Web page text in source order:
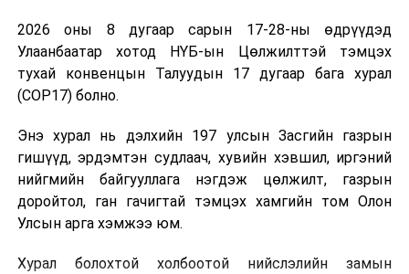
2026 оны 8 дугаар сарын 17-28-ны өдрүүдэд
Улаанбаатар хотод НҮБ-ын Цөлжилттэй тэмцэх
тухай конвенцын Талуудын 17 дугаар бага хурал
(COP17) болно.
Энэ хурал нь дэлхийн 197 улсын Засгийн газрын
гишүүд, эрдэмтэн судлаач, хувийн хэвшил, иргэний
нийгмийн байгууллага нэгдэж цөлжилт, газрын
доройтол, ган гачигтай тэмцэх хамгийн том Олон
Улсын арга хэмжээ юм.
Хурал болохтой холбоотой нийслэлийн замын